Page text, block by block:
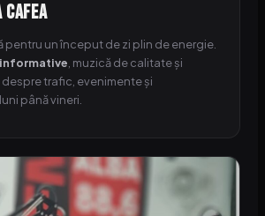
pentru un început de zi plin de energie.
, muzică de calitate și
trafic, evenimente și
până vineri.